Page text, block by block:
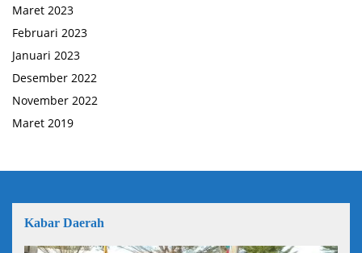
Maret 2023
Februari 2023
Januari 2023
Desember 2022
November 2022
Maret 2019
Kabar Daerah